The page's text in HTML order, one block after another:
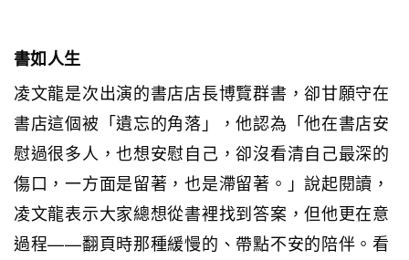
書如人生
凌文龍是次出演的書店店長博覽群書，卻甘願守在
書店這個被「遺忘的角落」，他認為「他在書店安
慰過很多人，也想安慰自己，卻沒看清自己最深的
傷口，一方面是留著，也是滯留著。」說起閱讀，
凌文龍表示大家總想從書裡找到答案，但他更在意
過程——翻頁時那種緩慢的、帶點不安的陪伴。看